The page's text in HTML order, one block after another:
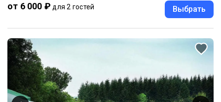
от 6 000 ₽ для 2 гостей Выбрать